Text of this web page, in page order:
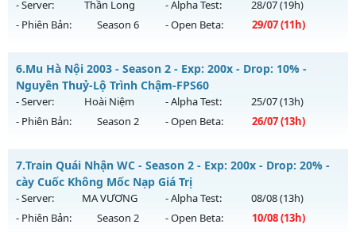
https://facebook.com/muhoalongvào 15h ngày
03/08/2626
Kiểu reset: Non Reset
Thể loại: Mu Nguyên bản Webzen
Antihack: XShield
- Server: Thần Long - Alpha Test: 28/07(19h)
- Phiên Bản:
Season 6 - Open Beta: 29/07(11h)
📌MU Thần Long SSS6 - Nguyên bản cày cuốc boss siêu
cuốn
Mu mới ra tháng 07 2026 - Mở máy chủ
Thần Longvào 11h
ngày 29/07/2626
Kiểu reset: Reset In Game
Thể loại: Mu Nguyên bản Webzen
Antihack: VIP SHIELD
6.Mu Hà Nội 2003 - Season 2 - Exp: 200x - Drop: 10% -
Nguyên Thuỷ-Lộ Trình Chậm-FPS60
- Server: Hoài Niệm - Alpha Test: 25/07(13h)
- Phiên Bản:
Season 2 - Open Beta: 26/07(13h)
Mu Hà Nội 2003 - Nguyên Thuỷ-Lộ Trình Chậm-FPS60
Mu mới ra tháng 07 2026 - Mở máy chủ
ngày 26/07/2626
Exp: 200x - Drop: 10%
7.Train Quái Nhận WC - Season 2 - Exp: 200x - Drop: 20% -
cày Cuốc Không Mốc Nạp Giá Trị
- Server: MA VƯƠNG - Alpha Test: 08/08(13h)
- Phiên Bản:
Season 2 - Open Beta: 10/08(13h)